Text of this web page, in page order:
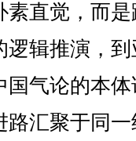
直觉，而
辑推演，
气论的本
汇聚于同一